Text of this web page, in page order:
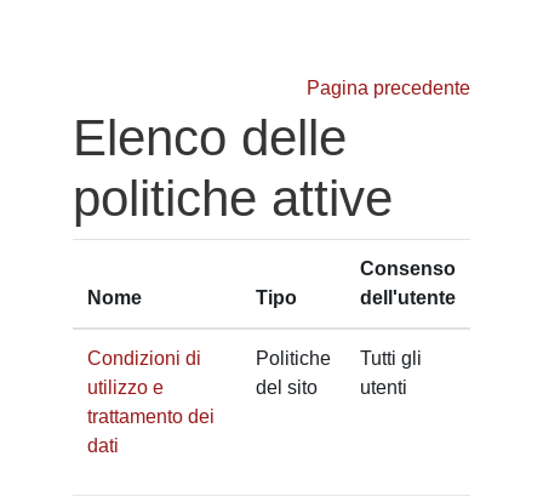
Pagina precedente
Elenco delle
politiche attive
Nome Tipo
Consenso
dell'utente
Condizioni di
utilizzo e
trattamento dei
dati
Politiche
del sito
Tutti gli
utenti